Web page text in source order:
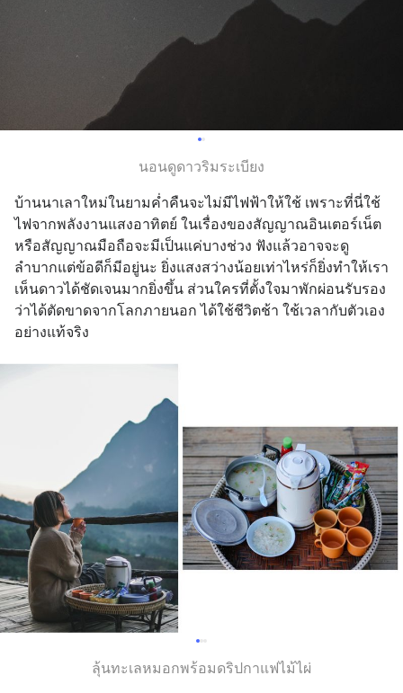
นอนดูดาวริมระเบียง
บ้านนาเลาใหม่ในยามค่ำคืนจะไม่มีไฟฟ้าให้ใช้ เพราะที่นี่ใช้
ไฟจากพลังงานแสงอาทิตย์ ในเรื่องของสัญญาณอินเตอร์เน็ต
หรือสัญญาณมือถือจะมีเป็นแค่บางช่วง ฟังแล้วอาจจะดู
ลำบากแต่ข้อดีก็มีอยู่นะ ยิ่งแสงสว่างน้อยเท่าไหร่ก็ยิ่งทำให้เรา
เห็นดาวได้ชัดเจนมากยิ่งขึ้น ส่วนใครที่ตั้งใจมาพักผ่อนรับรอง
ว่าได้ตัดขาดจากโลกภายนอก ได้ใช้ชีวิตช้า ใช้เวลากับตัวเอง
อย่างแท้จริง
ลุ้นทะเลหมอกพร้อมดริปกาแฟไม้ไผ่